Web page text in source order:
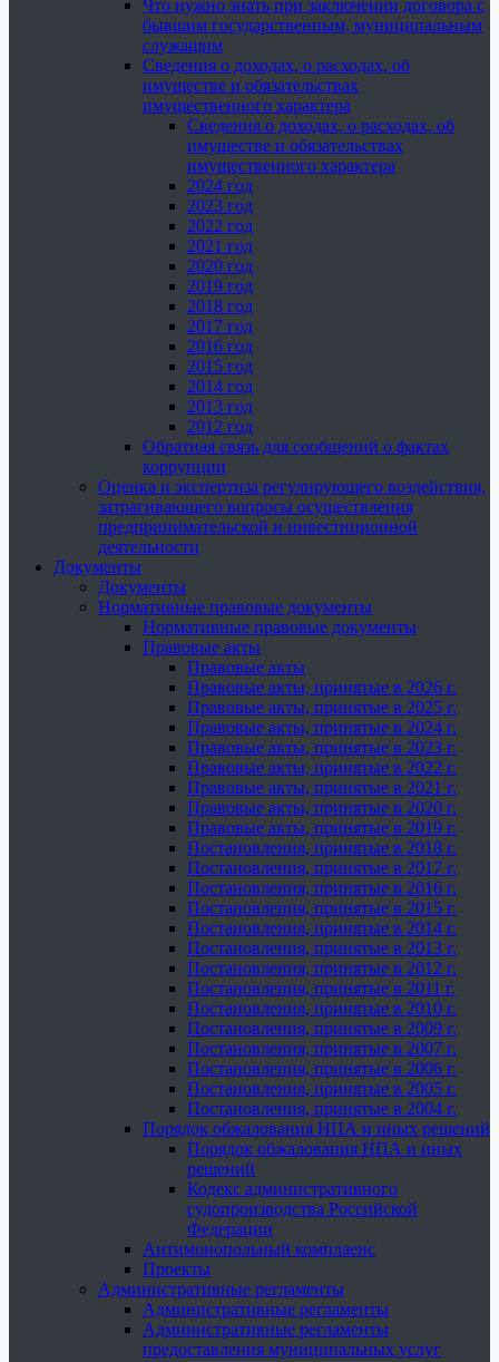
Что нужно знать при заключении договора с
бывшим государственным, муниципальным
служащим
Сведения о доходах, о расходах, об
имуществе и обязательствах
имущественного характера
Сведения о доходах, о расходах, об
имуществе и обязательствах
имущественного характера
2024 год
2023 год
2022 год
2021 год
2020 год
2019 год
2018 год
2017 год
2016 год
2015 год
2014 год
2013 год
2012 год
Обратная связь для сообщений о фактах
коррупции
Оценка и экспертиза регулирующего воздействия,
затрагивающего вопросы осуществления
предпринимательской и инвестиционной
деятельности
Документы
Документы
Нормативные правовые документы
Нормативные правовые документы
Правовые акты
Правовые акты
Правовые акты, принятые в 2026 г.
Правовые акты, принятые в 2025 г.
Правовые акты, принятые в 2024 г.
Правовые акты, принятые в 2023 г.
Правовые акты, принятые в 2022 г.
Правовые акты, принятые в 2021 г.
Правовые акты, принятые в 2020 г.
Правовые акты, принятые в 2019 г.
Постановления, принятые в 2018 г.
Постановления, принятые в 2017 г.
Постановления, принятые в 2016 г.
Постановления, принятые в 2015 г.
Постановления, принятые в 2014 г.
Постановления, принятые в 2013 г.
Постановления, принятые в 2012 г.
Постановления, принятые в 2011 г.
Постановления, принятые в 2010 г.
Постановления, принятые в 2009 г.
Постановления, принятые в 2007 г.
Постановления, принятые в 2006 г.
Постановления, принятые в 2005 г.
Постановления, принятые в 2004 г.
Порядок обжалования НПА и иных решений
Порядок обжалования НПА и иных
решений
Кодекс административного
судопроизводства Российской
Федерации
Антимонопольный комплаенс
Проекты
Административные регламенты
Административные регламенты
Административные регламенты
предоставления муниципальных услуг